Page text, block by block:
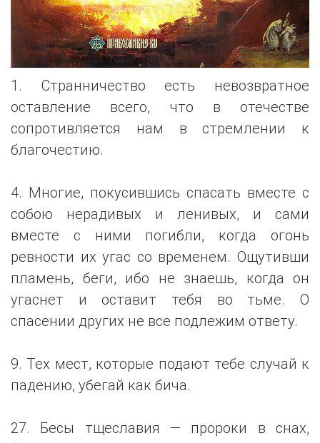
1. Странничество есть невозвратное
оставление всего, что в отечестве
сопротивляется нам в стремлении к
благочестию.
4. Многие, покусившись спасать вместе с
собою нерадивых и ленивых, и сами
вместе с ними погибли, когда огонь
ревности их угас со временем. Ощутивши
пламень, беги, ибо не знаешь, когда он
угаснет и оставит тебя во тьме. О
спасении других не все подлежим ответу.
9. Тех мест, которые подают тебе случай к
падению, убегай как бича.
27. Бесы тщеславия — пророки в снах,